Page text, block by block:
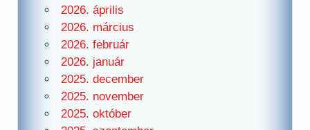
2026. április
2026. március
2026. február
2026. január
2025. december
2025. november
2025. október